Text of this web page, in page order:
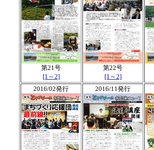
第21号
[1～2]
第22号
[1～2]
2016/02発行
2016/11発行